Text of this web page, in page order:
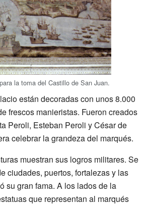
la toma del Castillo de San Juan.
están decoradas con unos 8.000
frescos manieristas. Fueron creados
Peroli, Esteban Peroli y César de
celebrar la grandeza del marqués.
muestran sus logros militares. Se
ciudades, puertos, fortalezas y las
su gran fama. A los lados de la
que representan al marqués